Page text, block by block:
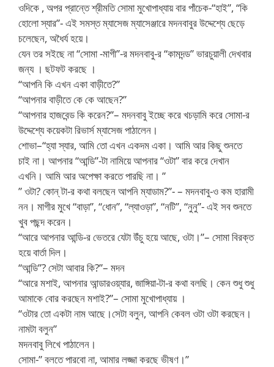
ওদিকে , অপর প্রান্তে শ্রীমতি সোমা মুখোপাধ্যায় বার পাঁচেক-“হাই”, “কি
হোলো স্যার”- এই সমস্ত ম্যাসেজ ম্যাসেঞ্জারে মদনবাবুর উদ্দেশ্যে ছেড়ে
চলেছেন, অধৈর্য হয়ে।
যেন তর সইছে না “সোমা -মাগী”-র মদনবাবু-র “কামদন্ড” ভারচুয়ালী দেখবার
জন্য । ছটফট করছে ।
“আপনি কি এখন একা বাড়ীতে?”
“আপনার বাড়ীতে কে কে আছেন?”
“আপনার হাজবেন্ড কি করেন?”– মদনবাবু ইচ্ছে করে খচড়ামি করে সোমা-র
উদ্দেশ্যে কয়েকটা রিভার্স ম্যাসেজ পাঠালেন।
শোভা–“হ্যা স্যার, আমি তো এখন একদম একা। আমি আর কিছু শুনতে
চাই না। আপনার “আন্ডি”-টা নামিয়ে আপনার “ওটা” বার করে দেখান
এখনি। আমি আর অপেক্ষা করতে পারছি না। ”
” ওটা? কোন্ টা-র কথা বলছেন আপনি ম্যাডাম?”- – মদনবাবু-ও কম হারামী
নন। মাগীর মুখে “বাড়া”, “ধোন”, “ল্যাওড়া”, “নটি”, “নুনু”- এই সব শুনতে
খুব পছন্দ করেন।
“আরে আপনার আন্ডি-র ভেতরে যেটা উঁচু হয়ে আছে, ওটা।”– সোমা বিরক্ত
হয়ে বার্তা দিল।
“আন্ডি”? সেটা আবার কি?”– মদন
“আরে মশাই, আপনার আন্ডারওয়্যার, জাঙ্গিয়া-টা-র কথা বলছি। কেন শুধু শুধু
আমাকে বোর করছেন মশাই?”– সোমা মুখোপাধ্যায় ।
“ওটার তো একটা নাম আছে।সেটা বলুন, আপনি কেবল ওটা ওটা করছেন।
নামটা বলুন”
মদনবাবু লিখে পাঠালেন।
সোমা-” বলতে পারবো না, আমার লজ্জা করছে ভীষণ।”